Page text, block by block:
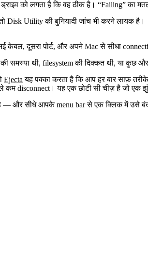
को लगता है कि वह ठीक है। “Failing” का
Disk Utility की बुनियादी जांच भी करने लायक है।
केबल, दूसरा पोर्ट, और अपने Mac से सीधा
समस्या थी, filesystem की दिक्कत थी, या कुछ
Ejecta यह पक्का करता है कि आप हर बार साफ़
कम disconnect। यह एक छोटी सी चीज़ है जो एक
है — और सीधे आपके menu bar से एक क्लिक में उसे